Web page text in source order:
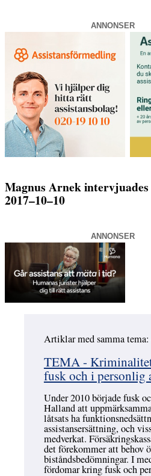
ANNONSER
Magnus Arnek
2017–10–10
ANNONSER
Artiklar med samma
TEMA -
fusk och i personlig
Under 2010 började fusk
Halland att
låtsats ha
assistansersättning, och
medverkat.
det förekommer att behov
biståndsbedömningar. I
fördomar kring fusk och